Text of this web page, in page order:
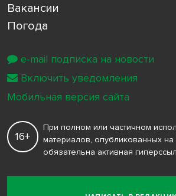
Вакансии
Погода
16+
При полном или частичном
материалов, опубликованных на
обязательна активная
e-mail подписка на новости
Включить уведомления
Мобильная версия сайта